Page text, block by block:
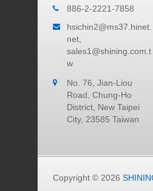
886-2-2221-7858
hsichin2@ms37.hinet.
net,
sales1@shining.com.t
w
No. 76, Jian-Liou
Road, Chung-Ho
District, New Taipei
City, 23585 Taiwan
Vị trí
Nhà
Taipei
đến
biển.
Đọc Thêm
Copyright © 2026